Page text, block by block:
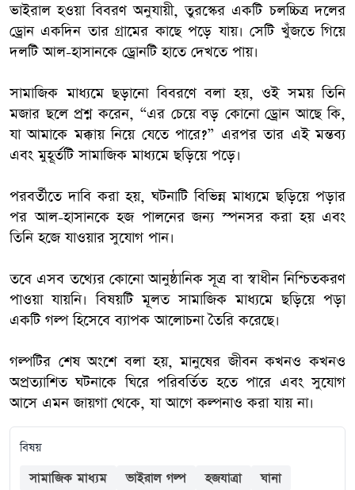
ভাইরাল হওয়া বিবরণ অনুযায়ী, তুরস্কের একটি চলচ্চিত্র দলের
ড্রোন একদিন তার গ্রামের কাছে পড়ে যায়। সেটি খুঁজতে গিয়ে
দলটি আল-হাসানকে ড্রোনটি হাতে দেখতে পায়।
সামাজিক মাধ্যমে ছড়ানো বিবরণে বলা হয়, ওই সময় তিনি
মজার ছলে প্রশ্ন করেন, “এর চেয়ে বড় কোনো ড্রোন আছে কি,
যা আমাকে মক্কায় নিয়ে যেতে পারে?” এরপর তার এই মন্তব্য
এবং মুহূর্তটি সামাজিক মাধ্যমে ছড়িয়ে পড়ে।
পরবর্তীতে দাবি করা হয়, ঘটনাটি বিভিন্ন মাধ্যমে ছড়িয়ে পড়ার
পর আল-হাসানকে হজ পালনের জন্য স্পনসর করা হয় এবং
তিনি হজে যাওয়ার সুযোগ পান।
তবে এসব তথ্যের কোনো আনুষ্ঠানিক সূত্র বা স্বাধীন নিশ্চিতকরণ
পাওয়া যায়নি। বিষয়টি মূলত সামাজিক মাধ্যমে ছড়িয়ে পড়া
একটি গল্প হিসেবে ব্যাপক আলোচনা তৈরি করেছে।
গল্পটির শেষ অংশে বলা হয়, মানুষের জীবন কখনও কখনও
অপ্রত্যাশিত ঘটনাকে ঘিরে পরিবর্তিত হতে পারে এবং সুযোগ
আসে এমন জায়গা থেকে, যা আগে কল্পনাও করা যায় না।
বিষয়
সামাজিক মাধ্যম ভাইরাল গল্প হজযাত্রা ঘানা